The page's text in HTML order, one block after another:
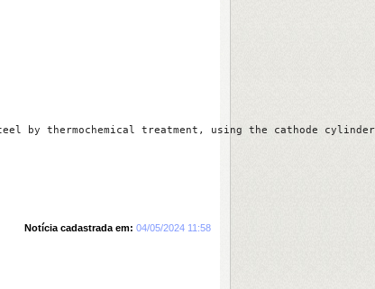
by thermochemical treatment, using the cathode
Notícia cadastrada em: 04/05/2024 11:58